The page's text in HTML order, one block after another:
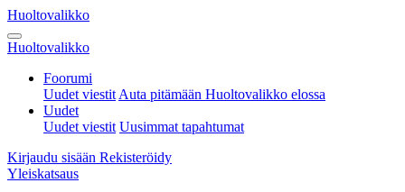
Huoltovalikko
Huoltovalikko
Foorumi
Uudet viestit Auta pitämään Huoltovalikko elossa
Uudet
Uudet viestit Uusimmat tapahtumat
Kirjaudu sisään Rekisteröidy
Yleiskatsaus